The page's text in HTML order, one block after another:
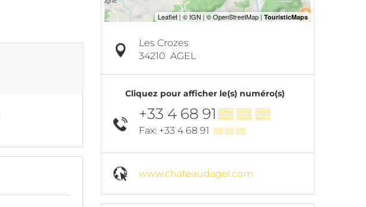
Les Crozes
34210 AGEL
Cliquez pour afficher le(s) numéro(s)
+33 4 68 91 ▒▒ ▒▒ ▒▒
Fax: +33 4 68 91 ▒▒ ▒▒ ▒▒
www.chateaudagel.com